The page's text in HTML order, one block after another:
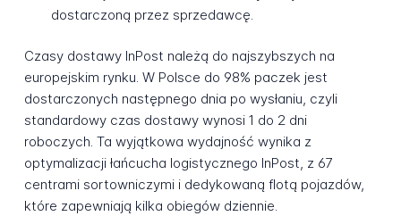
dostarczoną przez sprzedawcę.
Czasy dostawy InPost należą do najszybszych na
europejskim rynku. W Polsce do 98% paczek jest
dostarczonych następnego dnia po wysłaniu, czyli
standardowy czas dostawy wynosi 1 do 2 dni
roboczych. Ta wyjątkowa wydajność wynika z
optymalizacji łańcucha logistycznego InPost, z 67
centrami sortowniczymi i dedykowaną flotą pojazdów,
które zapewniają kilka obiegów dziennie.